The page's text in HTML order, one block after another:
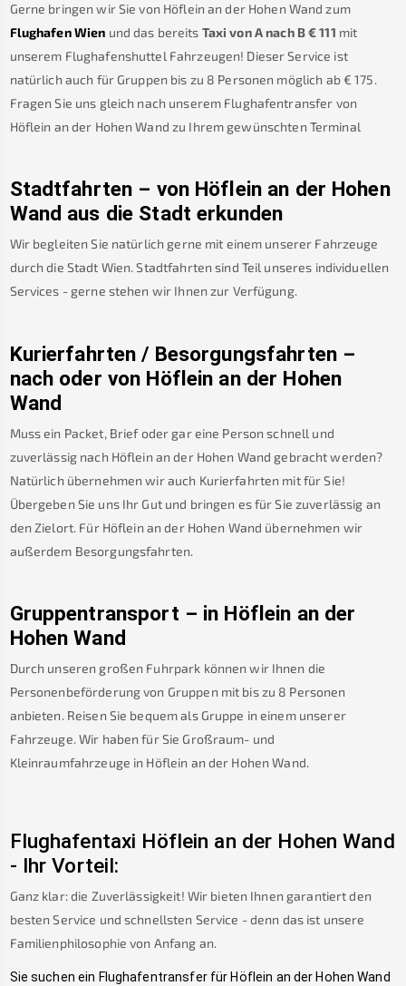
Gerne bringen wir Sie von Höflein an der Hohen Wand zum
Flughafen Wien und das bereits Taxi von A nach B€111 mit
unserem Flughafenshuttel Fahrzeugen! Dieser Service ist
natürlich auch für Gruppen bis zu 8 Personen möglich ab € 175.
Fragen Sie uns gleich nach unserem Flughafentransfer von
Höflein an der Hohen Wand zu Ihrem gewünschten Terminal
Stadtfahrten – von Höflein an der Hohen
Wand aus die Stadt erkunden
Wir begleiten Sie natürlich gerne mit einem unserer Fahrzeuge
durch die Stadt Wien. Stadtfahrten sind Teil unseres individuellen
Services - gerne stehen wir Ihnen zur Verfügung.
Kurierfahrten / Besorgungsfahrten –
nach oder von Höflein an der Hohen
Wand
Muss ein Packet, Brief oder gar eine Person schnell und
zuverlässig nach Höflein an der Hohen Wand gebracht werden?
Natürlich übernehmen wir auch Kurierfahrten mit für Sie!
Übergeben Sie uns Ihr Gut und bringen es für Sie zuverlässig an
den Zielort. Für Höflein an der Hohen Wand übernehmen wir
außerdem Besorgungsfahrten.
Gruppentransport – in Höflein an der
Hohen Wand
Durch unseren großen Fuhrpark können wir Ihnen die
Personenbeförderung von Gruppen mit bis zu 8 Personen
anbieten. Reisen Sie bequem als Gruppe in einem unserer
Fahrzeuge. Wir haben für Sie Großraum- und
Kleinraumfahrzeuge in Höflein an der Hohen Wand.
Flughafentaxi Höflein an der Hohen Wand
- Ihr Vorteil:
Ganz klar: die Zuverlässigkeit! Wir bieten Ihnen garantiert den
besten Service und schnellsten Service - denn das ist unsere
Familienphilosophie von Anfang an.
Sie suchen ein Flughafentransfer für Höflein an der Hohen Wand